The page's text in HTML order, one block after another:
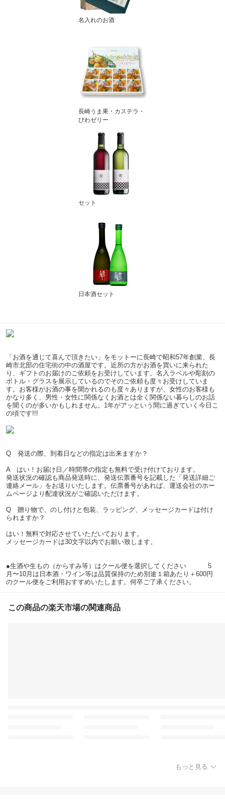
名入れのお酒
長崎うま果・カステラ・
びわゼリー
セット
日本酒セット
「お酒を通じて喜んで頂きたい」をモットーに長崎で昭和57年創業、長
崎市北部の住宅街の中の酒屋です。近所の方がお酒を買いに来られた
り、ギフトのお届けのご依頼をお受けしています。名入ラベルや彫刻の
ボトル・グラスを展示しているのでそのご依頼も度々お受けしていま
す。お客様がお酒の事を聞かれるのも度々ありますが、女性のお客様も
かなり多く、男性・女性に関係なくお酒とは全く関係ない暮らしのお話
を聞くのが多いかもしれません。1年がアッという間に過ぎていく今日こ
の頃です!!!
Q 発送の際、到着日などの指定は出来ますか？
A はい！お届け日／時間帯の指定も無料で受け付けております。
発送状況の確認も商品発送時に、発送伝票番号を記載した「発送詳細ご
連絡メール」をお送りいたします。伝票番号があれば、運送会社のホー
ムページより配達状況がご確認いただけます。
Q 贈り物で、のし付けと包装、ラッピング、メッセージカードは付け
られますか？
はい！無料で対応させていただいております。
メッセージカードは30文字以内でお願い致します。
●生酒や生もの（からすみ等）はクール便を選択してください 5
月〜10月は日本酒・ワイン等は品質保持のため別途１箱あたり＋600円
のクール便をご利用おすすめいたします。何卒ご了承ください。
この商品の楽天市場の関連商品
もっと見る